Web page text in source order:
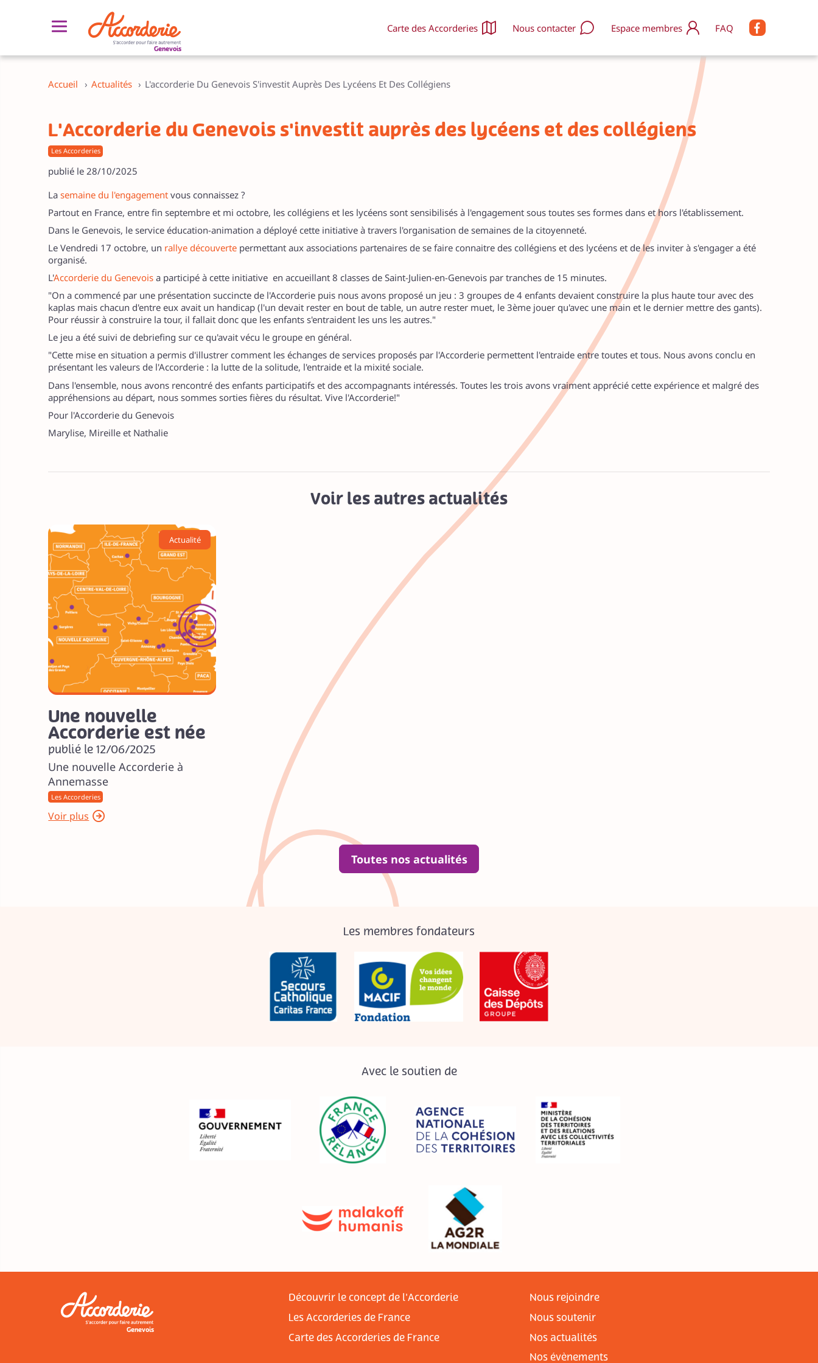
Genevois
Découvrir l’Accorderie
Découvrir le concept de l’Accorderie
Réseau des Accorderies de France
Nos partenaires
Nos activités
Les échanges de services
Waouhthèque
Nous rejoindre / nous soutenir
Offres d’emploi
Carte des Accorderies Nous contacter Espace membres FAQ
Accueil › Actualités › L'accorderie Du Genevois S'investit Auprès Des Lycéens Et Des Collégiens
L'Accorderie du Genevois s'investit auprès des lycéens et des collégiens
Les Accorderies
publié le 28/10/2025
Lasemaine du l'engagement vous connaissez ?
Partout en France, entre fin septembre et mi octobre, les collégiens et les lycéens sont sensibilisés à l'engagement sous toutes ses formes dans et hors l'établissement.
Dans le Genevois, le service éducation-animation a déployé cette initiative à travers l'organisation de semaines de la citoyenneté.
Le Vendredi 17 octobre, un rallye découverte permettant aux associations partenaires de se faire connaitre des collégiens et des lycéens et de les inviter à s'engager a été
organisé.
L'Accorderie du Genevois a participé à cette initiative en accueillant 8 classes de Saint-Julien-en-Genevois par tranches de 15 minutes.
"On a commencé par une présentation succincte de l'Accorderie puis nous avons proposé un jeu : 3 groupes de 4 enfants devaient construire la plus haute tour avec des
kaplas mais chacun d'entre eux avait un handicap (l'un devait rester en bout de table, un autre rester muet, le 3ème jouer qu'avec une main et le dernier mettre des gants).
Pour réussir à construire la tour, il fallait donc que les enfants s'entraident les uns les autres."
Le jeu a été suivi de debriefing sur ce qu'avait vécu le groupe en général.
"Cette mise en situation a permis d'illustrer comment les échanges de services proposés par l'Accorderie permettent l'entraide entre toutes et tous. Nous avons conclu en
présentant les valeurs de l'Accorderie : la lutte de la solitude, l'entraide et la mixité sociale.
Dans l'ensemble, nous avons rencontré des enfants participatifs et des accompagnants intéressés. Toutes les trois avons vraiment apprécié cette expérience et malgré des
appréhensions au départ, nous sommes sorties fières du résultat. Vive l'Accorderie!"
Pour l'Accorderie du Genevois
Marylise, Mireille et Nathalie
Voir les autres actualités
Actualité
Une nouvelle
Accorderie est née
publié le 12/06/2025
Une nouvelle Accorderie à
Annemasse
Les Accorderies
Voir plus
Toutes nos actualités
Les membres fondateurs
Avec le soutien de
Genevois
Découvrir le concept de l'Accorderie
Les Accorderies de France
Carte des Accorderies de France
Nous rejoindre
Nous soutenir
Nos actualités
Nos évènements